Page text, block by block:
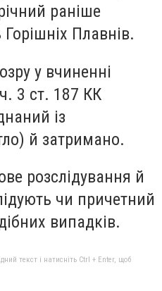
раніше
Плавнів.
у вчиненні
3 ст. 187 КК
із
й затримано.
розслідування й
чи причетний
випадків.
текст і натисніть Ctrl + Enter, щоб